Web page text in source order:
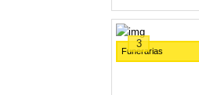
3
Funerarias